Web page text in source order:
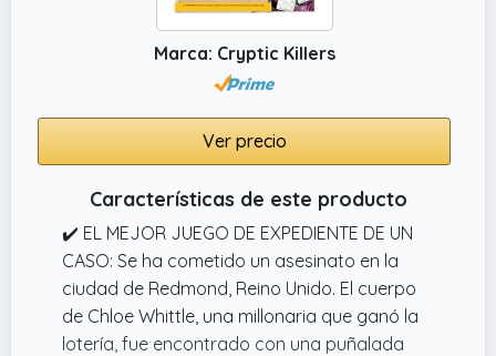
mensajes de voz, chats y llamadas reales.
encuentra al culpable!
extremadamente realistas. Importante: no
Marca: Cryptic Killers
Ver precio
Características de este producto
✔️ EL MEJOR JUEGO DE EXPEDIENTE DE UN
CASO: Se ha cometido un asesinato en la
ciudad de Redmond, Reino Unido. El cuerpo
de Chloe Whittle, una millonaria que ganó la
lotería, fue encontrado con una puñalada